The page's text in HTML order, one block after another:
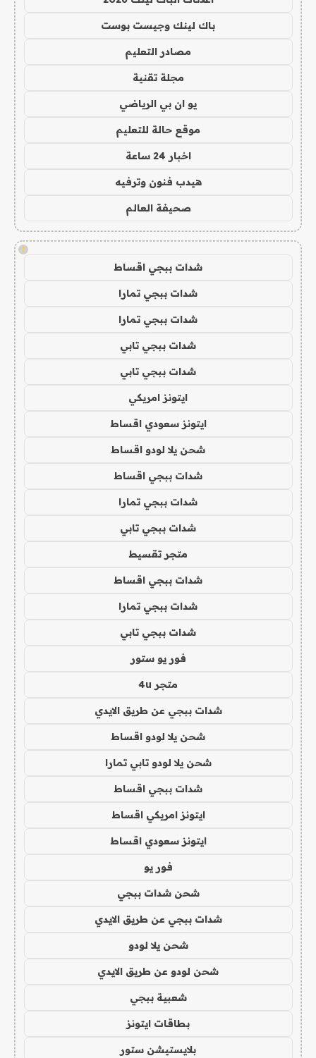
باك لينك وجيست بوست
مصادر التعليم
مجلة تقنية
يو ان بي الرياضي
موقع حالة للتعليم
اخبار 24 ساعة
هيدب فنون وترفيه
صحيفة العالم
!
شدات ببجي اقساط
شدات ببجي تمارا
شدات ببجي تمارا
شدات ببجي تابي
شدات ببجي تابي
ايتونز امريكي
ايتونز سعودي اقساط
شحن يلا لودو اقساط
شدات ببجي اقساط
شدات ببجي تمارا
شدات ببجي تابي
متجر تقسيط
شدات ببجي اقساط
شدات ببجي تمارا
شدات ببجي تابي
فور يو ستور
متجر 4u
شدات ببجي عن طريق الايدي
شحن يلا لودو اقساط
شحن يلا لودو تابي تمارا
شدات ببجي اقساط
ايتونز امريكي اقساط
ايتونز سعودي اقساط
فور يو
شحن شدات ببجي
شدات ببجي عن طريق الايدي
شحن يلا لودو
شحن لودو عن طريق الايدي
شعبية ببجي
بطاقات ايتونز
بلايستيشن ستور